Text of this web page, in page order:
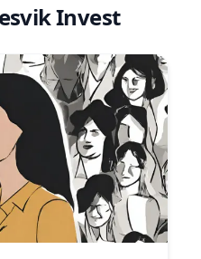
may be subject to copyright
Invest